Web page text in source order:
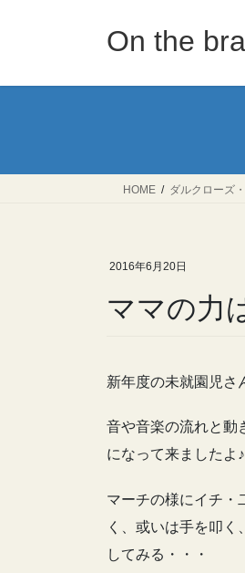
On the
HOME ダルクローズ
2016年6月20日
ママの力
新年度の未就園児さ
音や音楽の流れと動
になって来ましたよ♪
マーチの様にイチ
く、或いは手を叩
してみる・・・